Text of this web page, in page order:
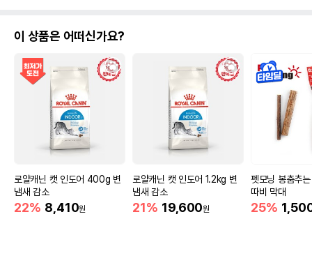
이 상품은 어떠신가요?
로얄캐닌 캣 인도어 400g 변
냄새 감소
22% 8,410원
로얄캐닌 캣 인도어 1.2kg 변
냄새 감소
21% 19,600원
펫모닝 봉춤추
따비 막대
25%